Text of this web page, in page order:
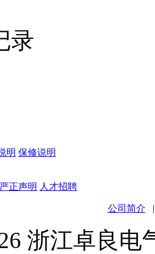
录
明 保修说明
严正声明 人才招聘
公司简介
浙江卓良